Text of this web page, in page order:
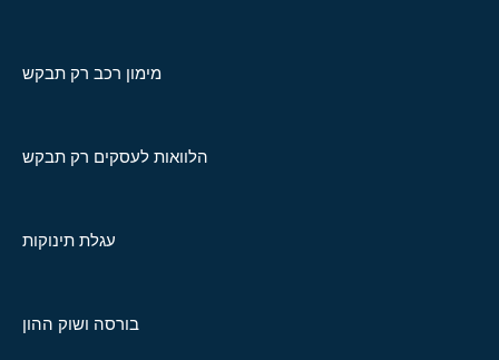
מימון רכב רק תבקש
הלוואות לעסקים רק תבקש
עגלת תינוקות
בורסה ושוק ההון